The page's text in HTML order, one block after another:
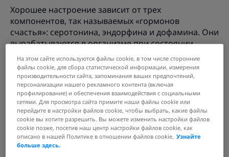
Хорошее настроение зависит от трех
компонентов, так называемых «гормонов
счастья»: серотонина, эндорфина и дофамина. Они
вырабатываются в организме при состоянии
эйфории, а вот стрессовые ситуации, наоборот,
снижают их уровень. Поэтому организму так
необходимо подпитываться не только
положительными эмоциями, но и продуктами-
антидепрессантами природного происхождения,
обогащенными триптофаном, углеводами и
тирозином.
Лучше всего с упадком настроения справляются
продукты, богатые витаминами группы D и В12, а
На этом сайте используются файлы cookie, в том числе сторонние
файлы cookie, для сбора статистической информации, измерения
производительности сайта, запоминания ваших предпочтений,
персонализации нашего рекламного контента (включая
профилирование) и обеспечения взаимодействия с социальными
сетями. Для просмотра сайта примите наши файлы cookie или
перейдите в настройки файлов cookie, чтобы выбрать, какие файлы
cookie вы хотите разрешить. Вы можете изменить настройки файлов
cookie позже, посетив наш центр настройки файлов cookie, как
описано в нашей Политике в отношении файлов cookie. Узнайте
больше здесь.